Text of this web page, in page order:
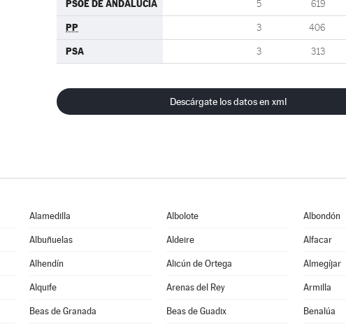
PSOE DE ANDALUCIA 5 619
PP 3 406
PSA 3 313
Descárgate los datos en xml
Alamedilla Albolote Albondón
Albuñuelas Aldeire Alfacar
Alhendín Alicún de Ortega Almegíjar
Alquife Arenas del Rey Armilla
Beas de Granada Beas de Guadix Benalúa